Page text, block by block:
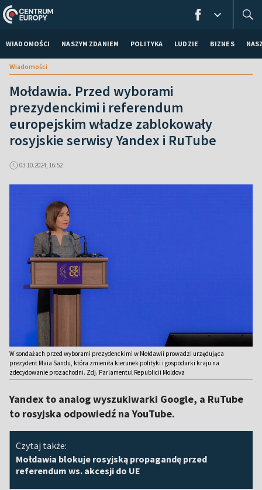
WIADOMOŚCI NASZYM ZDANIEM POLITYKA LUDZIE BIZNES
Wiadomości
Mołdawia. Przed wyborami
prezydenckimi i referendum
europejskim władze zablokowały
rosyjskie serwisy Yandex i RuTube
03.10.2024, 16:52
W sondażach przed wyborami prezydenckimi w Mołdawii prowadzi urzędująca
prezydent Maia Sandu, która zmieniła kierunek polityki i gospodarki kraju na
zdecydowanie prozachodni. Zdj. Parlamentul Republicii Moldova
Yandex to analog wyszukiwarki Google, a RuTube
to rosyjska odpowiedź na YouTube.
Czytaj także:
Mołdawia blokuje rosyjską propagandę przed
referendum ws. akcesji do UE